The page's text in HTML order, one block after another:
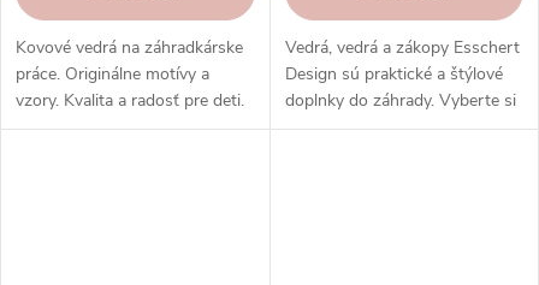
Kovové vedrá na záhradkárske
práce. Originálne motívy a
vzory. Kvalita a radosť pre deti.
Vedrá, vedrá a zákopy Esschert
Design sú praktické a štýlové
doplnky do záhrady. Vyberte si
z rôznych veľkostí, materiálov a